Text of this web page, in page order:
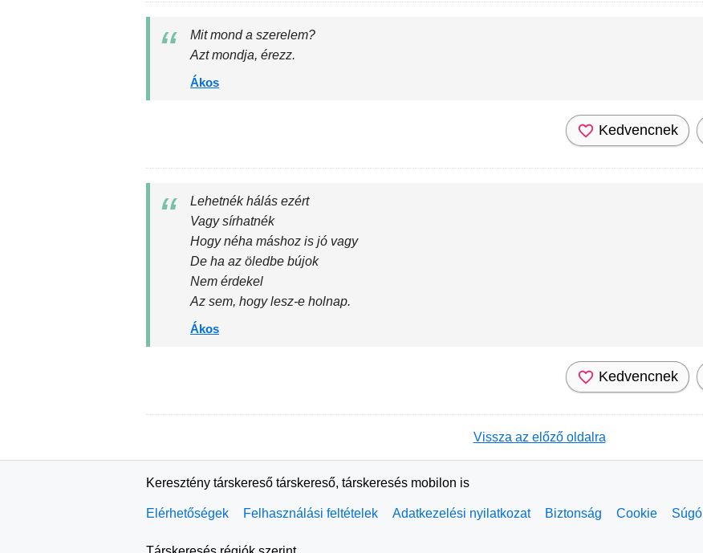
Mit mond a szerelem?
Azt mondja, érezz.
Ákos
Kedvencnek
Lehetnék hálás ezért
Vagy sírhatnék
Hogy néha máshoz is jó vagy
De ha az öledbe bújok
Nem érdekel
Az sem, hogy lesz-e holnap.
Ákos
Kedvencnek
Vissza az előző oldalra
Keresztény társkereső társkereső, társkeresés mobilon is
Elérhetőségek Felhasználási feltételek Adatkezelési nyilatkozat Biztonság Cookie Súgó